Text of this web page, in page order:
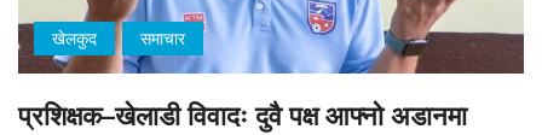
खेलकुद समाचार
प्रशिक्षक–खेलाडी विवादः दुवै पक्ष आफ्नो अडानमा